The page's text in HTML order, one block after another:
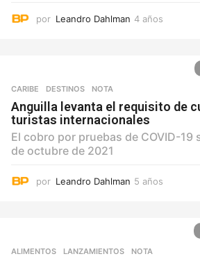
por Leandro Dahlman 4 años
CARIBE ,DESTINOS NOTA
Anguilla levanta el requisito de
turistas internacionales
El cobro por pruebas de COVID-19
de octubre de 2021
por Leandro Dahlman 5 años
ALIMENTOS ,LANZAMIENTOS NOTA